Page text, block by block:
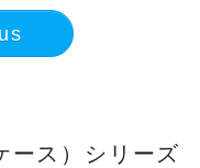
ス）シリーズ